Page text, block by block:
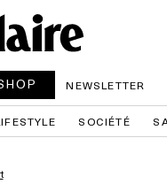
NEWSLETTER
SOCIÉTÉ